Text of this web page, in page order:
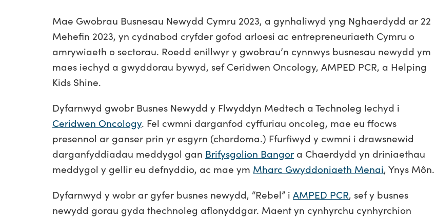
Mae Gwobrau Busnesau Newydd Cymru 2023, a gynhaliwyd yng Nghaerdydd ar 22
Mehefin 2023, yn cydnabod cryfder gofod arloesi ac entrepreneuriaeth Cymru o
amrywiaeth o sectorau. Roedd enillwyr y gwobrau’n cynnwys busnesau newydd ym
maes iechyd a gwyddorau bywyd, sef Ceridwen Oncology, AMPED PCR, a Helping
Kids Shine.
Dyfarnwyd gwobr Busnes Newydd y Flwyddyn Medtech a Technoleg Iechyd i
Ceridwen Oncology. Fel cwmni darganfod cyffuriau oncoleg, mae eu ffocws
presennol ar ganser prin yr esgyrn (chordoma.) Ffurfiwyd y cwmni i drawsnewid
darganfyddiadau meddygol gan Brifysgolion Bangor a Chaerdydd yn driniaethau
meddygol y gellir eu defnyddio, ac mae ym Mharc Gwyddoniaeth Menai, Ynys Môn.
Dyfarnwyd y wobr ar gyfer busnes newydd, “Rebel” i AMPED PCR, sefy busnes
newydd gorau gyda thechnoleg aflonyddgar. Maent yn cynhyrchu cynhyrchion